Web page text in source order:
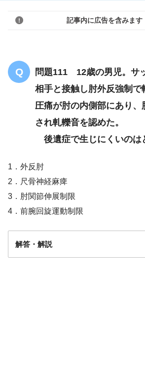
記事内に広告を含みます
問題111 12歳の男児。サ
相手と接触し肘外反強制で
圧痛が肘の内側部にあり、
され軋轢音を認めた。
後遺症で生じにくいのは
1．外反肘
2．尺骨神経麻痺
3．肘関節伸展制限
4．前腕回旋運動制限
解答・解説